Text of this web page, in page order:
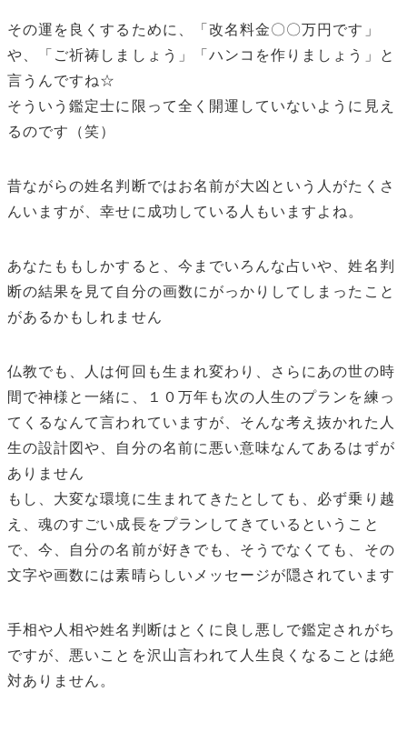
その運を良くするために、「改名料金〇〇万円です」
や、「ご祈祷しましょう」「ハンコを作りましょう」と
言うんですね☆
そういう鑑定士に限って全く開運していないように見え
るのです（笑）
昔ながらの姓名判断ではお名前が大凶という人がたくさ
んいますが、幸せに成功している人もいますよね。
あなたももしかすると、今までいろんな占いや、姓名判
断の結果を見て自分の画数にがっかりしてしまったこと
があるかもしれません
仏教でも、人は何回も生まれ変わり、さらにあの世の時
間で神様と一緒に、１０万年も次の人生のプランを練っ
てくるなんて言われていますが、そんな考え抜かれた人
生の設計図や、自分の名前に悪い意味なんてあるはずが
ありません
もし、大変な環境に生まれてきたとしても、必ず乗り越
え、魂のすごい成長をプランしてきているということ
で、今、自分の名前が好きでも、そうでなくても、その
文字や画数には素晴らしいメッセージが隠されています
手相や人相や姓名判断はとくに良し悪しで鑑定されがち
ですが、悪いことを沢山言われて人生良くなることは絶
対ありません。